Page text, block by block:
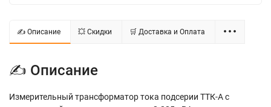
✍ Описание 💥 Скидки 🛒 Доставка и Оплата
✍ Описание
Измерительный трансформатор тока подсерии ТТК-А с